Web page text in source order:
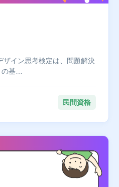
ザイン思考検定は、問題解決
基…
民間資格